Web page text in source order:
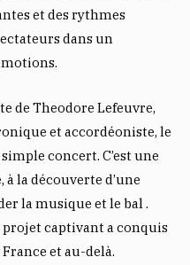
et des rythmes
dans un
de Theodore Lefeuvre,
et accordéoniste, le
concert. C’est une
la découverte d’une
la musique et le bal .
projet captivant a conquis
et au-delà.